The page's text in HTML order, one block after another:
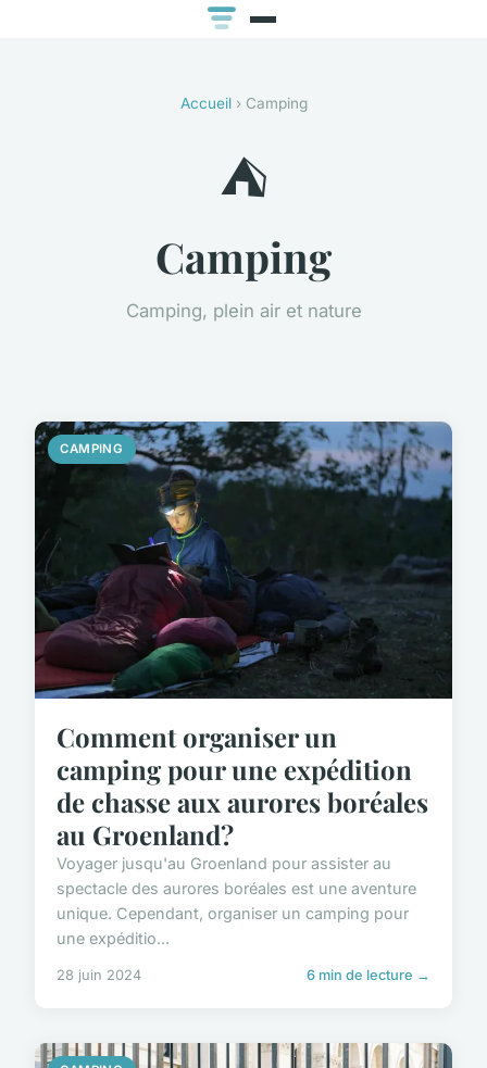
Accueil› Camping
⛺
Camping
Camping, plein air et nature
CAMPING
Comment organiser un
camping pour une expédition
de chasse aux aurores boréales
au Groenland?
Voyager jusqu'au Groenland pour assister au
spectacle des aurores boréales est une aventure
unique. Cependant, organiser un camping pour
une expéditio...
28 juin 2024 6 min de lecture →